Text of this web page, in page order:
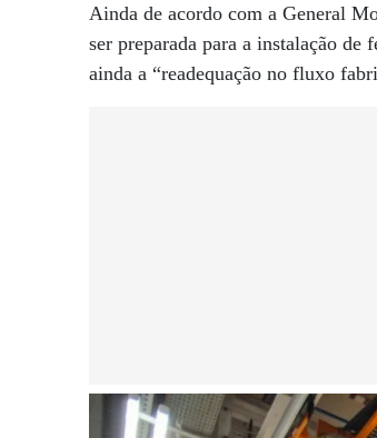
Ainda de acordo com a General
ser preparada para a instalação
ainda a “readequação no fluxo